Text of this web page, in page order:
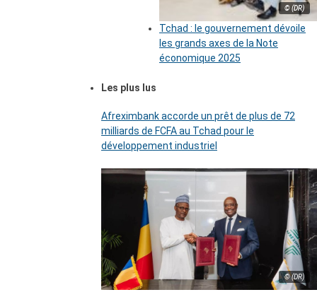
© (DR)
Tchad : le gouvernement dévoile
les grands axes de la Note
économique 2025
Les plus lus
Afreximbank accorde un prêt de plus de 72
milliards de FCFA au Tchad pour le
développement industriel
© (DR)